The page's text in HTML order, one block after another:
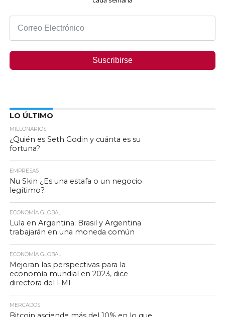
Suscribirse
LO ÚLTIMO
MILLONARIOS
¿Quién es Seth Godin y cuánta es su
fortuna?
EMPRESAS
Nu Skin ¿Es una estafa o un negocio
legítimo?
ECONOMÍA GLOBAL
Lula en Argentina: Brasil y Argentina
trabajarán en una moneda común
ECONOMÍA GLOBAL
Mejoran las perspectivas para la
economía mundial en 2023, dice
directora del FMI
MERCADOS